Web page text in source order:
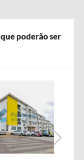
poderão ser